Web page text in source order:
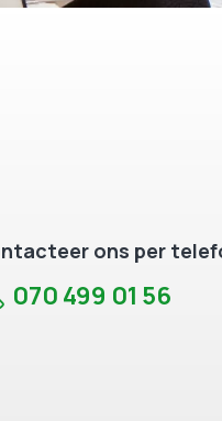
ons per
070 499 01 56